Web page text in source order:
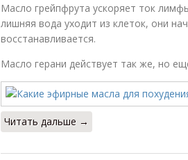
Масло грейпфрута ускоряет ток
лишняя вода уходит из клеток, они
восстанавливается.
Масло герани действует так же, но
Читать дальше →